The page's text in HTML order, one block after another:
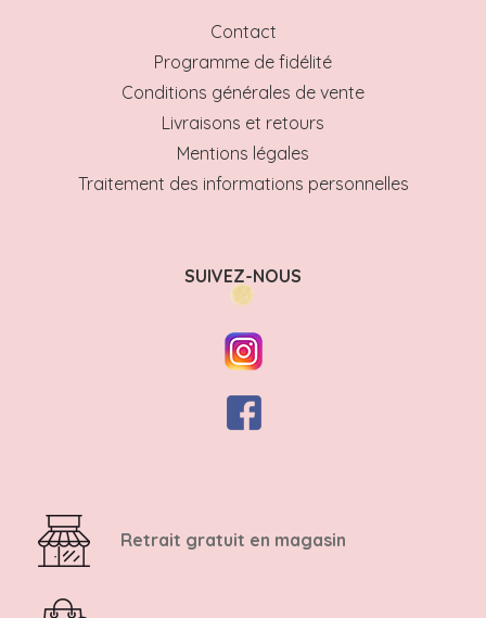
Contact
Programme de fidélité
Conditions générales de vente
Livraisons et retours
Mentions légales
Traitement des informations personnelles
SUIVEZ-NOUS
Retrait gratuit en magasin